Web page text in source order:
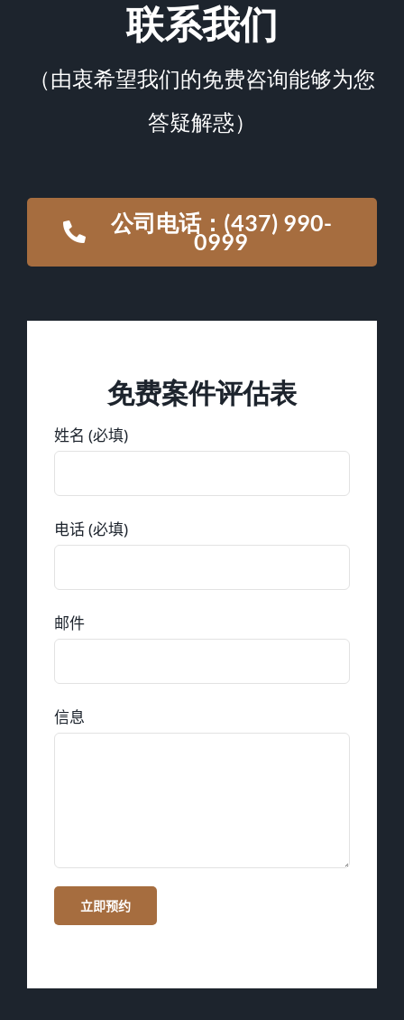
联系我们
（由衷希望我们的免费咨询能够为您
答疑解惑）
公司电话：(437) 990-
0999
免费案件评估表
姓名 (必填)
电话 (必填)
邮件
信息